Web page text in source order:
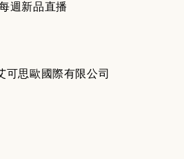
週新品直播
艾可思歐國際有限公司